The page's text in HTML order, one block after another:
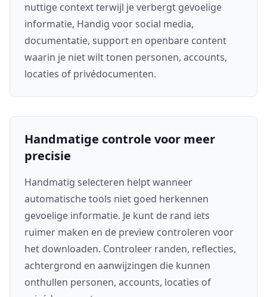
nuttige context terwijl je verbergt gevoelige
informatie, Handig voor social media,
documentatie, support en openbare content
waarin je niet wilt tonen personen, accounts,
locaties of privédocumenten.
Handmatige controle voor meer
precisie
Handmatig selecteren helpt wanneer
automatische tools niet goed herkennen
gevoelige informatie. Je kunt de rand iets
ruimer maken en de preview controleren voor
het downloaden. Controleer randen, reflecties,
achtergrond en aanwijzingen die kunnen
onthullen personen, accounts, locaties of